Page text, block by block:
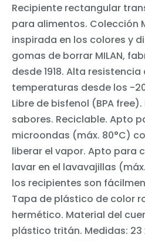
Recipiente rectangular
para alimentos. Colección
inspirada en los colores y
gomas de borrar MILAN,
desde 1918. Alta
temperaturas desde los -
Libre de bisfenol (BPA
sabores. Reciclable. Apto
microondas (máx. 80°C)
liberar el vapor. Apto para
lavar en el lavavajillas
los recipientes son
Tapa de plástico de color
hermético. Material del
plástico tritán. Medidas: 23